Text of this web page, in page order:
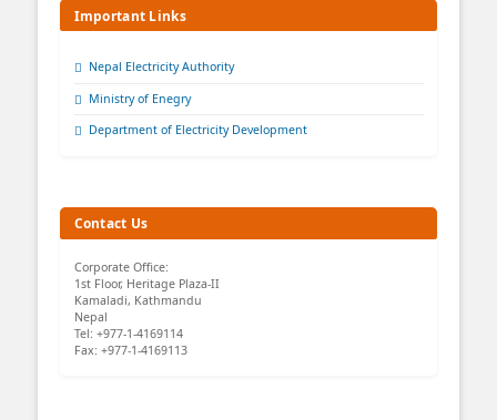
Important Links
Nepal Electricity Authority
Ministry of Enegry
Department of Electricity Development
Contact Us
Corporate Office:
1st Floor, Heritage Plaza-II
Kamaladi, Kathmandu
Nepal
Tel: +977-1-4169114
Fax: +977-1-4169113